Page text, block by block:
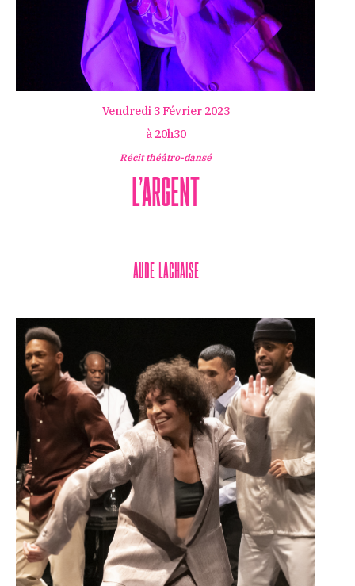
Vendredi 3 Février 2023
à 20h30
Récit théâtro-dansé
L’Argent
Aude Lachaise